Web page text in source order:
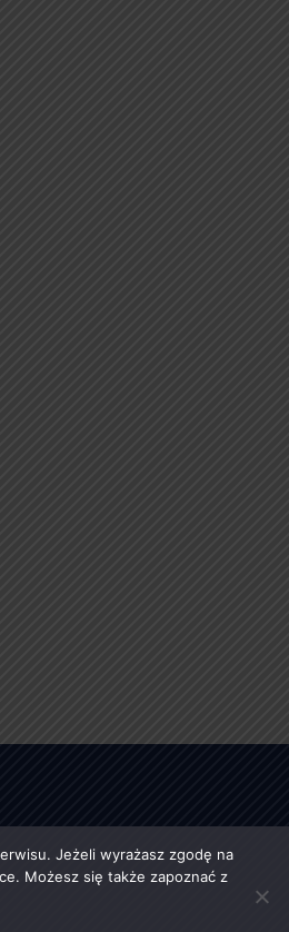
Jeżeli wyrażasz zgodę na
Możesz się także zapoznać z